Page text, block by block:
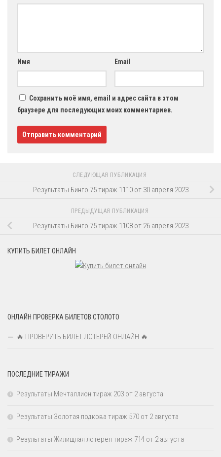
Имя Email
Сохранить моё имя, email и адрес сайта в этом
браузере для последующих моих комментариев.
СЛЕДУЮЩАЯ ПУБЛИКАЦИЯ
Результаты Бинго 75 тираж 1110 от 30 апреля 2023
ПРЕДЫДУЩАЯ ПУБЛИКАЦИЯ
Результаты Бинго 75 тираж 1108 от 26 апреля 2023
КУПИТЬ БИЛЕТ ОНЛАЙН
ОНЛАЙН ПРОВЕРКА БИЛЕТОВ СТОЛОТО
🔥 ПРОВЕРИТЬ БИЛЕТ ЛОТЕРЕЙ ОНЛАЙН 🔥
ПОСЛЕДНИЕ ТИРАЖИ
Результаты Мечталлион тираж 203 от 2 августа
Результаты Золотая подкова тираж 570 от 2 августа
Результаты Жилищная лотерея тираж 714 от 2 августа